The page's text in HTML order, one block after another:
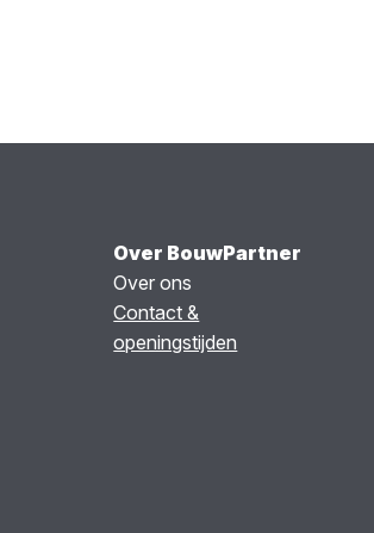
Over BouwPartner
Over ons
Contact &
openingstijden